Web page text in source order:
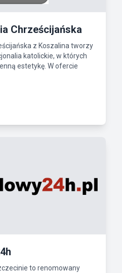
Chrześcijańska
z Koszalina tworzy
katolickie, w których
estetykę. W ofercie
to renomowany